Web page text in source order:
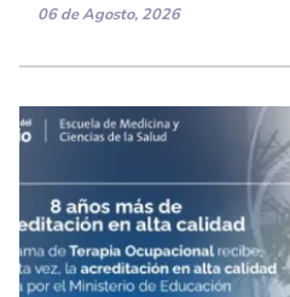
06 de Agosto, 2026